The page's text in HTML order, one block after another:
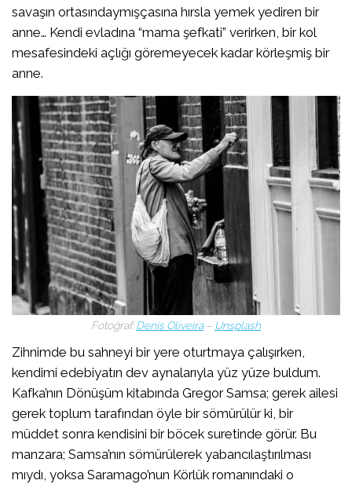
savaşın ortasındaymışçasına hırsla yemek yediren bir
anne… Kendi evladına “mama şefkati” verirken, bir kol
mesafesindeki açlığı göremeyecek kadar körleşmiş bir
anne.
Fotoğraf:Denis Oliveira– Unsplash
​Zihnimde bu sahneyi bir yere oturtmaya çalışırken,
kendimi edebiyatın dev aynalarıyla yüz yüze buldum.
Kafka’nın Dönüşüm kitabında Gregor Samsa; gerek ailesi
gerek toplum tarafından öyle bir sömürülür ki, bir
müddet sonra kendisini bir böcek suretinde görür. Bu
manzara; Samsa’nın sömürülerek yabancılaştırılması
mıydı, yoksa Saramago’nun Körlük romanındaki o